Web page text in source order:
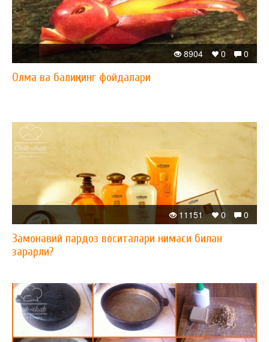
0
0
8904
Олма ва балиқнинг фойдалари
0
0
11151
Замонавий пардоз воситалари нимаси билан
зарарли?